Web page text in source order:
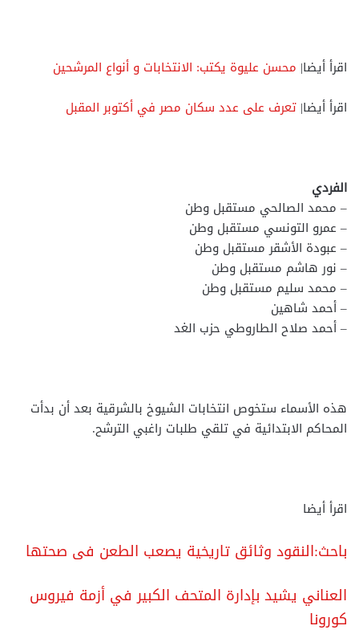
اقرأ أيضا| محسن عليوة يكتب: الانتخابات و أنواع المرشحين
اقرأ أيضا| تعرف على عدد سكان مصر في أكتوبر المقبل
الفردي
– محمد الصالحي مستقبل وطن
– عمرو التونسي مستقبل وطن
– عبودة الأشقر مستقبل وطن
– نور هاشم مستقبل وطن
– محمد سليم مستقبل وطن
– أحمد شاهين
– أحمد صلاح الطاروطي حزب الغد
هذه الأسماء ستخوص انتخابات الشيوخ بالشرقية بعد أن بدأت
المحاكم الابتدائية في تلقي طلبات راغبي الترشح.
اقرأ أيضا
باحث:النقود وثائق تاريخية يصعب الطعن فى صحتها
العناني يشيد بإدارة المتحف الكبير في أزمة فيروس
كورونا